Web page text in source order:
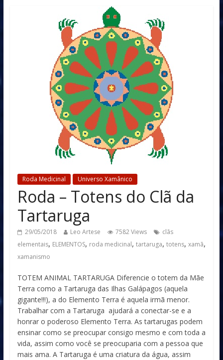
Roda Medicinal Universo Xamânico
Roda – Totens do Clã da
Tartaruga
29/05/2018 Leo Artese 7582 Views
clãs
elementais, ELEMENTOS, roda medicinal, tartaruga, totens, xamã,
xamanismo
TOTEM ANIMAL TARTARUGA Diferencie o totem da Mãe
Terra como a Tartaruga das Ilhas Galápagos (aquela
gigante!!!), a do Elemento Terra é aquela irmã menor.
Trabalhar com a Tartaruga ajudará a conectar-se e a
honrar o poderoso Elemento Terra. As tartarugas podem
ensinar como se preocupar consigo mesmo e com toda a
vida, assim como você se preocuparia com a pessoa que
mais ama. A Tartaruga é uma criatura da água, assim